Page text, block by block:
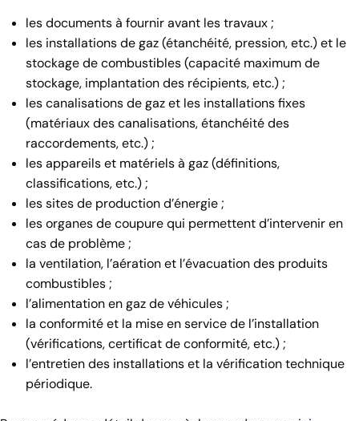
les documents à fournir avant les travaux ;
les installations de gaz (étanchéité, pression, etc.) et le
stockage de combustibles (capacité maximum de
stockage, implantation des récipients, etc.) ;
les canalisations de gaz et les installations fixes
(matériaux des canalisations, étanchéité des
raccordements, etc.) ;
les appareils et matériels à gaz (définitions,
classifications, etc.) ;
les sites de production d’énergie ;
les organes de coupure qui permettent d’intervenir en
cas de problème ;
la ventilation, l’aération et l’évacuation des produits
combustibles ;
l’alimentation en gaz de véhicules ;
la conformité et la mise en service de l’installation
(vérifications, certificat de conformité, etc.) ;
l’entretien des installations et la vérification technique
périodique.